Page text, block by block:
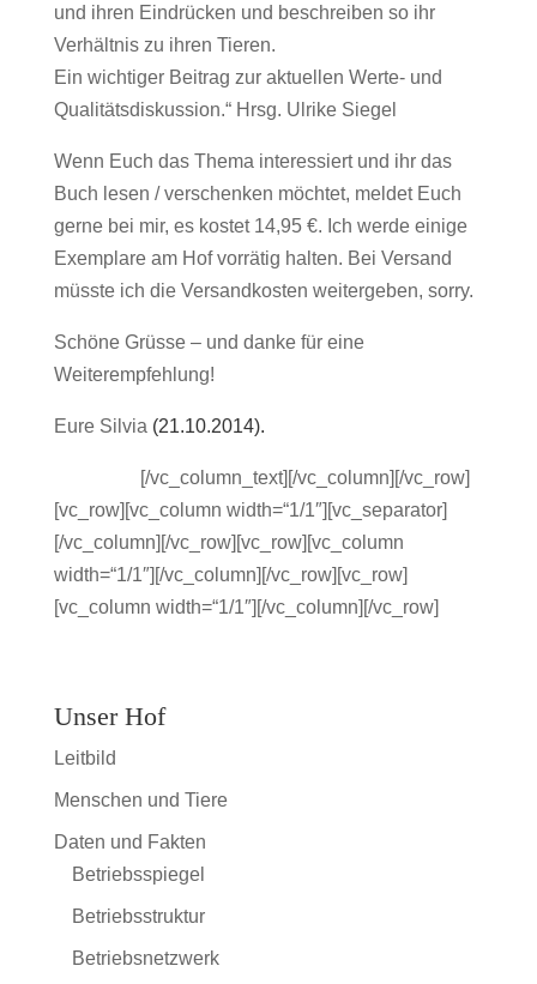
und ihren Eindrücken und beschreiben so ihr
Verhältnis zu ihren Tieren.
Ein wichtiger Beitrag zur aktuellen Werte- und
Qualitätsdiskussion.“ Hrsg. Ulrike Siegel
Wenn Euch das Thema interessiert und ihr das
Buch lesen / verschenken möchtet, meldet Euch
gerne bei mir, es kostet 14,95 €. Ich werde einige
Exemplare am Hof vorrätig halten. Bei Versand
müsste ich die Versandkosten weitergeben, sorry.
Schöne Grüsse – und danke für eine
Weiterempfehlung!
Eure Silvia (21.10.2014).
[/vc_column_text][/vc_column][/vc_row]
[vc_row][vc_column width=“1/1″][vc_separator]
[/vc_column][/vc_row][vc_row][vc_column
width=“1/1″][/vc_column][/vc_row][vc_row]
[vc_column width=“1/1″][/vc_column][/vc_row]
Unser Hof
Leitbild
Menschen und Tiere
Daten und Fakten
Betriebsspiegel
Betriebsstruktur
Betriebsnetzwerk